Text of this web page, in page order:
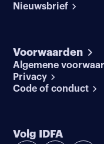
Nieuwsbrief
Voorwaarden
Algemene
Privacy
Code of conduct
Volg IDFA